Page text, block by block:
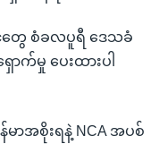
တွေ စံခလပူရီ ဒေသခံ
မှု ပေးထားပါ
မာအစိုးရနဲ့ NCA အပစ်